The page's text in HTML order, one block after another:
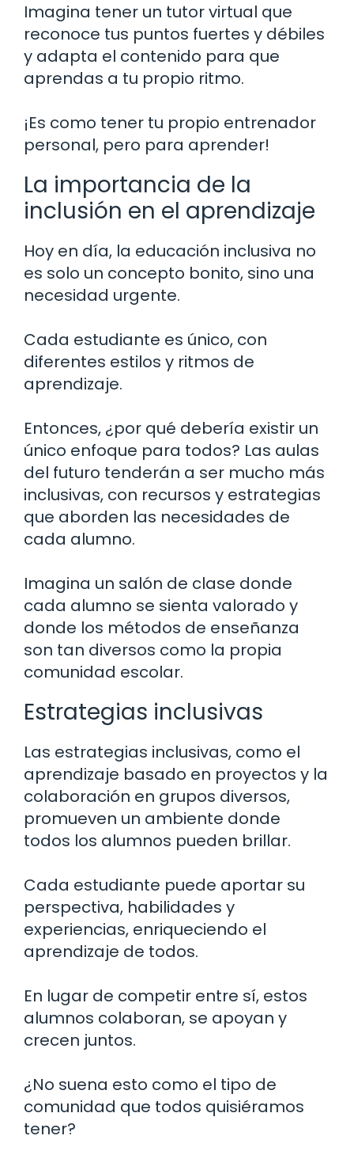
Imagina tener un tutor virtual que
reconoce tus puntos fuertes y débiles
y adapta el contenido para que
aprendas a tu propio ritmo.
¡Es como tener tu propio entrenador
personal, pero para aprender!
La importancia de la
inclusión en el aprendizaje
Hoy en día, la educación inclusiva no
es solo un concepto bonito, sino una
necesidad urgente.
Cada estudiante es único, con
diferentes estilos y ritmos de
aprendizaje.
Entonces, ¿por qué debería existir un
único enfoque para todos? Las aulas
del futuro tenderán a ser mucho más
inclusivas, con recursos y estrategias
que aborden las necesidades de
cada alumno.
Imagina un salón de clase donde
cada alumno se sienta valorado y
donde los métodos de enseñanza
son tan diversos como la propia
comunidad escolar.
Estrategias inclusivas
Las estrategias inclusivas, como el
aprendizaje basado en proyectos y la
colaboración en grupos diversos,
promueven un ambiente donde
todos los alumnos pueden brillar.
Cada estudiante puede aportar su
perspectiva, habilidades y
experiencias, enriqueciendo el
aprendizaje de todos.
En lugar de competir entre sí, estos
alumnos colaboran, se apoyan y
crecen juntos.
¿No suena esto como el tipo de
comunidad que todos quisiéramos
tener?